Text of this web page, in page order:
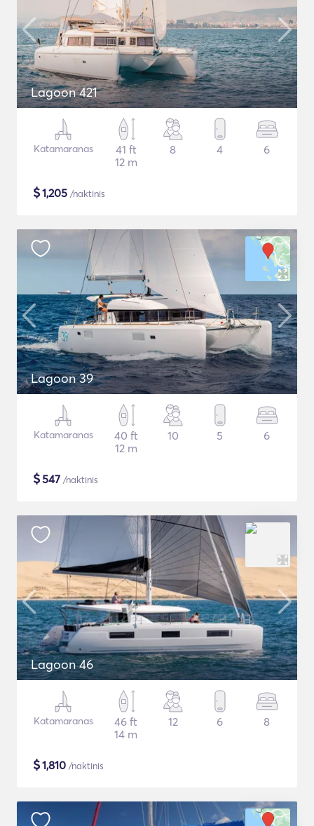
Lagoon 421
Katamaranas
41 ft
12 m
8 4 6
$1,205 /naktinis
Lagoon 39
Katamaranas
40 ft
12 m
10 5 6
$547 /naktinis
Lagoon 46
Katamaranas
46 ft
14 m
12 6 8
$1,810 /naktinis